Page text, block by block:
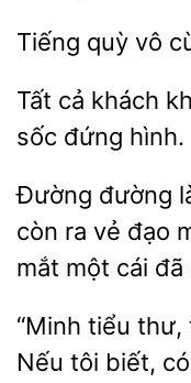
vô
Tất cả khách
sốc
hình.
Đường đường
còn ra
đạo
một cái
“Minh tiểu thư,
Nếu tôi biết,